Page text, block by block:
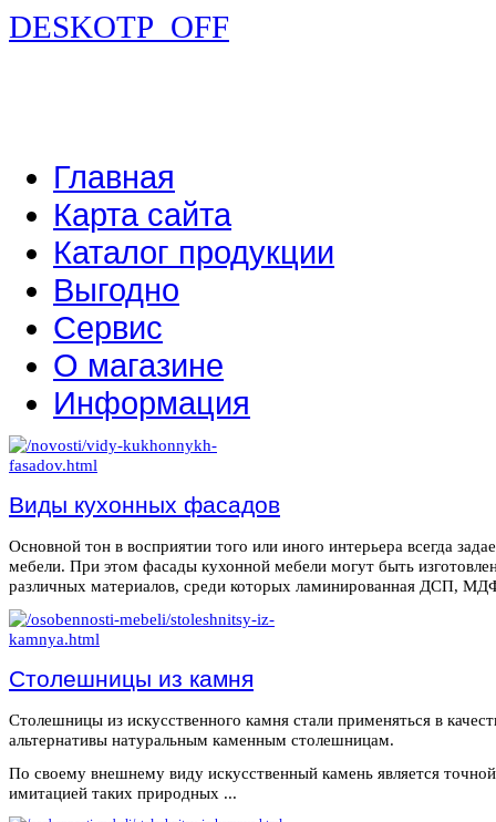
DESKOTP_OFF
Главная
Карта сайта
Каталог продукции
Выгодно
Сервис
О магазине
Информация
Виды кухонных фасадов
Основной тон в восприятии того или иного интерьера всегда
мебели. При этом фасады кухонной мебели могут быть
различных материалов, среди которых ламинированная ДСП,
Столешницы из камня
Столешницы из искусственного камня стали применяться в
альтернативы натуральным каменным столешницам.
По своему внешнему виду искусственный камень является точной
имитацией таких природных ...